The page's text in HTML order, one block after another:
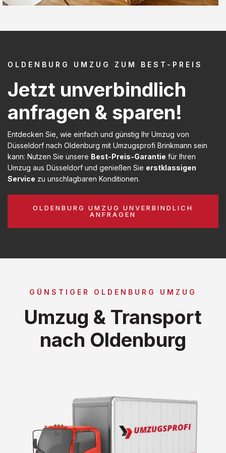
OLDENBURG UMZUG ZUM BEST-PREIS
Jetzt unverbindlich
anfragen & sparen!
Entdecken Sie, wie einfach und günstig Ihr Umzug von
Düsseldorf nach Oldenburg mit Umzugsprofi Brinkmann sein
kann: Nutzen Sie unsere Best-Preis-Garantie für Ihren
Umzug aus Düsseldorf und genießen Sie erstklassigen
Service zu unschlagbaren Konditionen.
OLDENBURG UMZUG UNVERBINDLICH
ANFRAGEN
GÜNSTIGER OLDENBURG UMZUG
Umzug & Transport
nach Oldenburg